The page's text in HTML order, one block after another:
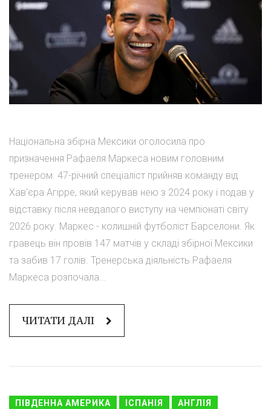
Національна збірна Мексики оголосила про
призначення Рафаеля Маркеса новим головним
тренером. 47-річний спеціаліст прийняв команду від
Хав'єра Агірре, який керував нею з 2024 року і подав у
відставку після невдалого виступу на чемпіонаті світу
2026 року. Маркес - колишній футболіст Барселони. Як
гравець він провів 147 матчів у складі збірної Мексики
та забив 17 голів. Тренерська діяльність Рафаеля
Маркеса розпочала...
ЧИТАТИ ДАЛІ
ПІВДЕННА АМЕРИКА ІСПАНІЯ АНГЛІЯ